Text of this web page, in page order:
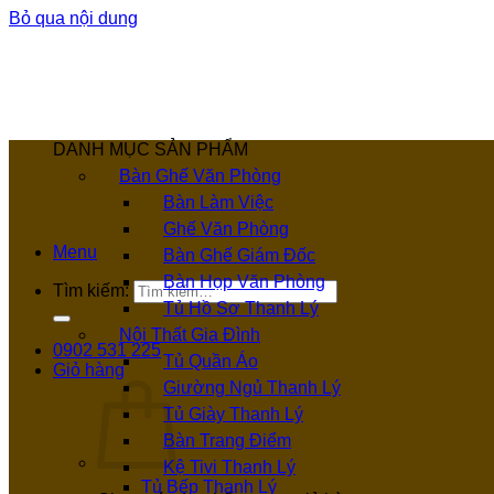
Bỏ qua nội dung
Menu
Tìm kiếm:
0902 531 225
Giỏ hàng
DANH MỤC SẢN PHẨM
Bàn Ghế Văn Phòng
Bàn Làm Việc
Ghế Văn Phòng
Bàn Ghế Giám Đốc
Bàn Họp Văn Phòng
Tủ Hồ Sơ Thanh Lý
Nội Thất Gia Đình
Tủ Quần Áo
Giường Ngủ Thanh Lý
Tủ Giày Thanh Lý
Bàn Trang Điểm
Kệ Tivi Thanh Lý
Tủ Bếp Thanh Lý